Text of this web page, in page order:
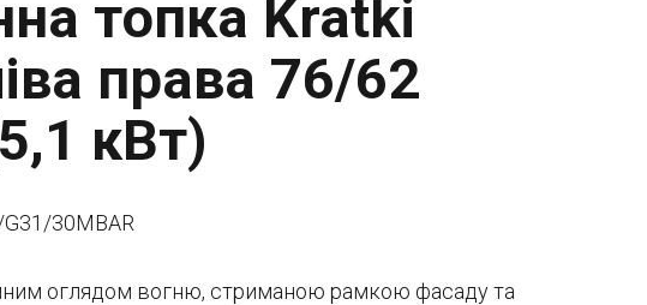
топка Kratki
права 76/62
кВт)
30MBAR
оглядом вогню, стриманою рамкою фасаду та